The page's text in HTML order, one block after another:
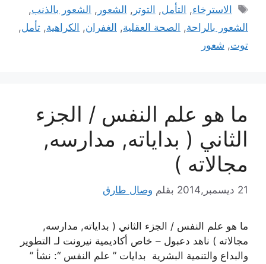
الوسوم
الاسترخاء, التأمل, التوتر , الشعور , الشعور بالذنب,
الشعور بالراحة, الصحة العقلية, الغفران, الكراهية, تأمل,
توت, شعور
ما هو علم النفس / الجزء
الثاني ( بداياته, مدارسه,
مجالاته )
21 ديسمبر,2014 بقلم وصال طارق
ما هو علم النفس / الجزء الثاني ( بداياته, مدارسه,
مجالاته ) ناهد دعبول – خاص أكاديمية نيرونت لـ التطوير
والبداع والتنمية البشرية بدايات ” علم النفس “: نشأ ”